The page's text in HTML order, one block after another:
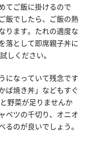
てご飯に掛けるので
飯でしたら、ご飯の熱
ります。たれの適度な
落として即席親子丼に
しください。
になっていて残念です
ば焼き丼」などもすぐ
野菜が足りませんか
ベツの千切り、オニオ
るのが良いでしょう。